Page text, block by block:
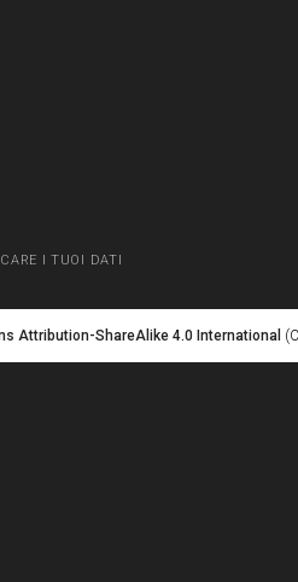
I TUOI DATI
Attribution-ShareAlike 4.0 International